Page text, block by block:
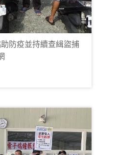
防疫並持續查緝盜捕